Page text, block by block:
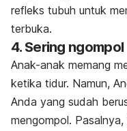
refleks tubuh untuk
terbuka.
4. Sering ngompol
Anak-anak memang
ketika tidur. Namun,
Anda yang sudah
mengompol.